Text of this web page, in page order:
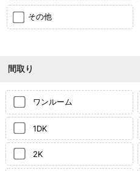
その他
間取り
ワンルーム
1DK
2K